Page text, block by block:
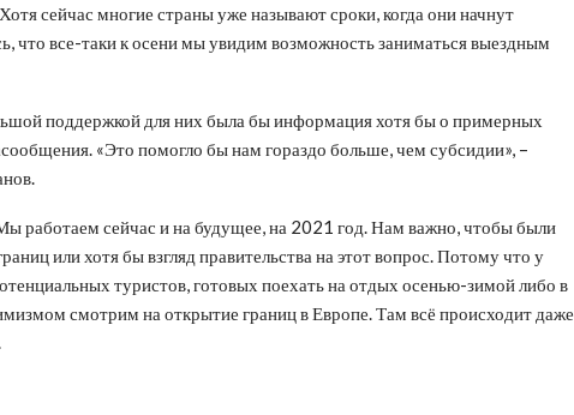
сейчас многие страны уже называют сроки, когда они начнут
что все-таки к осени мы увидим возможность заниматься выездным
поддержкой для них была бы информация хотя бы о примерных
«Это помогло бы нам гораздо больше, чем субсидии», –
работаем сейчас и на будущее, на 2021 год. Нам важно, чтобы были
или хотя бы взгляд правительства на этот вопрос. Потому что у
туристов, готовых поехать на отдых осенью-зимой либо в
смотрим на открытие границ в Европе. Там всё происходит даже